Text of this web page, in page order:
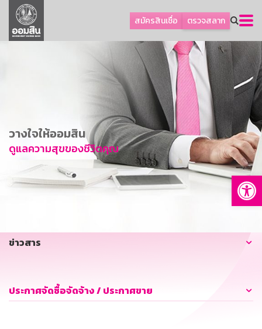
สมัครสินเชื่อ ตรวจสลาก
ลูกค้าธุรกิจ
ลูกค้าผู้ประกอบรายย่อย
การพัฒนาที่ยั่งยืน
ข่าวสาร
บริการทางการเงิน
อื่นๆ
วางใจให้ออมสิน
ดูแลความสุขของชีวิตคุณ
ข่าวสาร
ประกาศจัดซื้อจัดจ้าง / ประกาศขาย